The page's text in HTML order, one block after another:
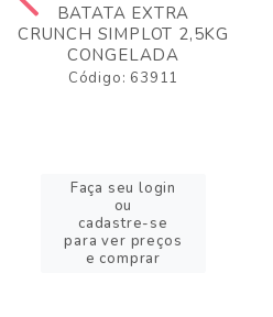
BATATA EXTRA
CRUNCH SIMPLOT 2,5KG
CONGELADA
Código: 63911
Faça seu login
ou
cadastre-se
para ver preços
e comprar